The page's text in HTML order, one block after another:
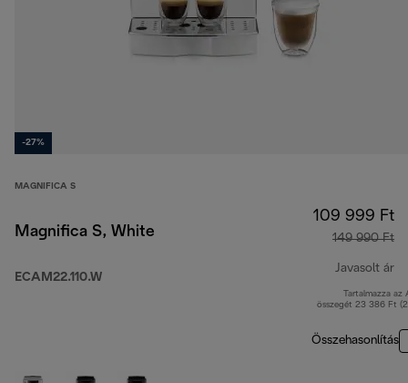
-27%
MAGNIFICA S
Magnifica S, White
ECAM22.110.W
109 999 Ft
149 990 Ft
Javasolt ár
Tartalmazza az
összegét 23 386 Ft
Összehasonlítás